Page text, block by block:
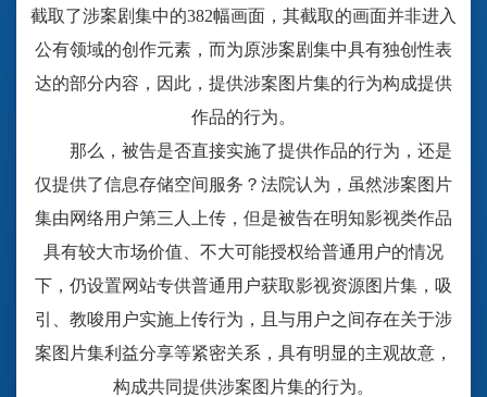
截取了涉案剧集中的382幅画面，其截取的画面并非进入
公有领域的创作元素，而为原涉案剧集中具有独创性表
达的部分内容，因此，提供涉案图片集的行为构成提供
作品的行为。
那么，被告是否直接实施了提供作品的行为，还是
仅提供了信息存储空间服务？法院认为，虽然涉案图片
集由网络用户第三人上传，但是被告在明知影视类作品
具有较大市场价值、不大可能授权给普通用户的情况
下，仍设置网站专供普通用户获取影视资源图片集，吸
引、教唆用户实施上传行为，且与用户之间存在关于涉
案图片集利益分享等紧密关系，具有明显的主观故意，
构成共同提供涉案图片集的行为。